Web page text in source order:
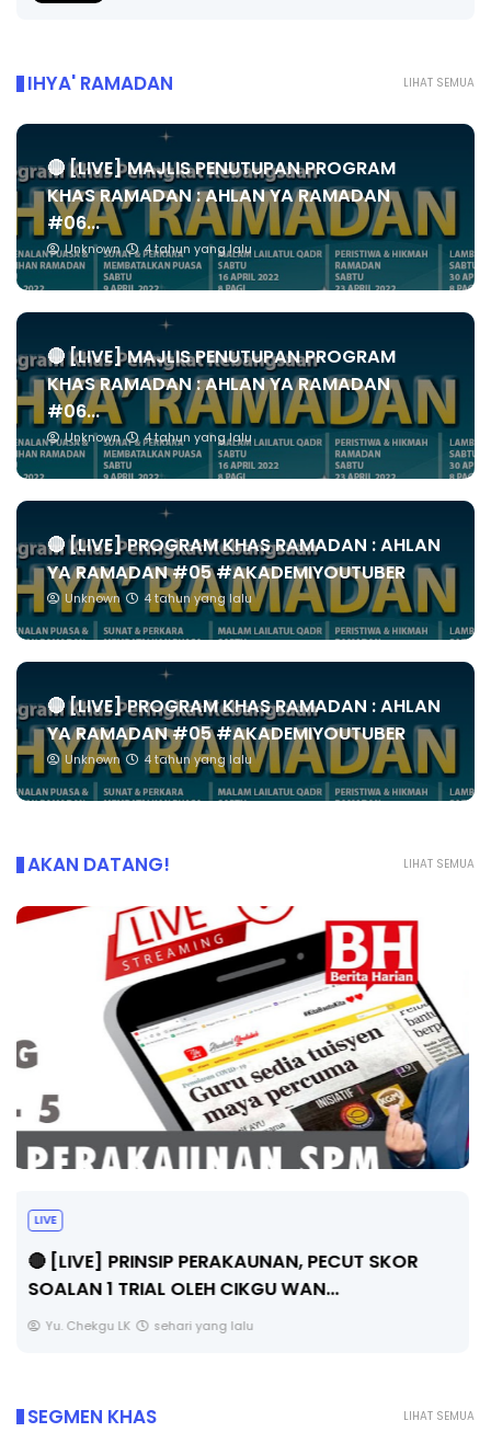
LIHAT SEMUA
IHYA' RAMADAN
🔴 [LIVE] MAJLIS PENUTUPAN PROGRAM
KHAS RAMADAN : AHLAN YA RAMADAN
#06...
Unknown 4 tahun yang lalu
🔴 [LIVE] MAJLIS PENUTUPAN PROGRAM
KHAS RAMADAN : AHLAN YA RAMADAN
#06...
Unknown 4 tahun yang lalu
🔴 [LIVE] PROGRAM KHAS RAMADAN : AHLAN
YA RAMADAN #05 #AKADEMIYOUTUBER
Unknown 4 tahun yang lalu
🔴 [LIVE] PROGRAM KHAS RAMADAN : AHLAN
YA RAMADAN #05 #AKADEMIYOUTUBER
Unknown 4 tahun yang lalu
LIHAT SEMUA
AKAN DATANG!
TRANSFORMASI DIGITAL GURU SIRI 7 :
PAHLAWAN DIGITAL PENYELAMAT DUNIA
Unknown 5 hari yang lalu
LIHAT SEMUA
SEGMEN KHAS